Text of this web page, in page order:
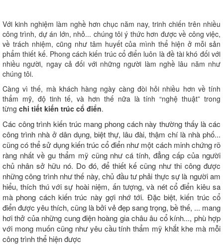
Với kinh nghiệm làm nghề hơn chục năm nay, trinh chiến trên nhiều
công trình, dự án lớn, nhỏ... chúng tôi ý thức hơn được về công việc,
về trách nhiệm, cũng như tâm huyết của mình thể hiện ở mỗi sản
phẩm thiết kế. Phong cách kiến trúc cổ điển luôn là đề tài khó đối với
nhiều người, ngay cả đối với những người làm nghề lâu năm như
chúng tôi.
Càng vì thế, mà khách hàng ngày càng đòi hỏi nhiều hơn về tính
thẩm mỹ, độ tinh tế, và hơn thế nữa là tính “nghệ thuật” trong
từng chi tiết kiến trúc cổ điển.
Các công trình kiến trúc mang phong cách này thường thấy là các
công trình nhà ở dân dụng, biệt thự, lâu đài, thậm chí là nhà phố...
cũng có thể sử dụng kiến trúc cổ điển như một cách minh chứng rõ
ràng nhất về gu thẩm mỹ cũng như cá tính, đẳng cấp của người
chủ nhân sở hữu nó. Do đó, để thiết kế cũng như thi công được
những công trình như thế này, chủ đầu tư phải thực sự là người am
hiểu, thích thú với sự hoài niệm, ấn tượng, và nét cổ điển kiêu sa
mà phong cách kiến trúc này gợi nhớ tới. Đặc biệt, kiến trúc cổ
điển được yêu thích, cũng là bởi vẻ đẹp sang trọng, bề thế, ... mang
hơi thở của những cung điện hoàng gia châu âu cổ kính..., phù hợp
với mong muốn cũng như yêu cầu tính thẩm mỹ khắt khe mà mỗi
công trình thể hiện được